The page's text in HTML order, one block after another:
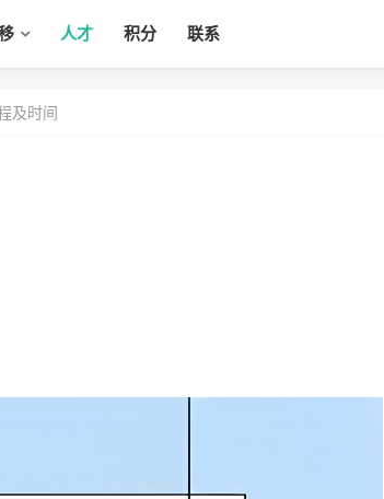
人才 积分 联系
及时间